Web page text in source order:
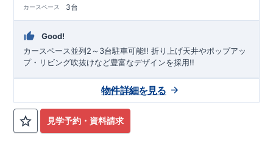
カースペース 3台
Good!
カースペース並列2～3台駐車可能!! ​折り上げ天井やポップアッ
プ・リビング吹抜けなど豊富なデザインを採用!!
見学予約・資料請求
物件詳細を見る